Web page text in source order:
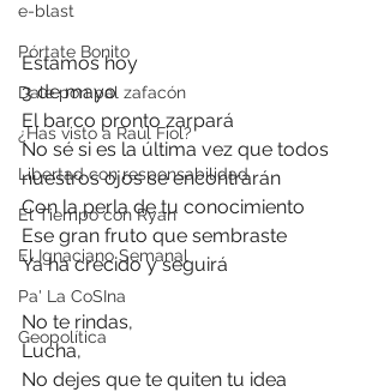
e-blast
Pórtate Bonito
Dale pon pal zafacón
¿Has visto a Raúl Fiol?
Libertad con responsabilidad
El Tiempo con Ryan
El Ignaciano Semanal
Pa' La CoSIna
Geopolítica
Estamos hoy
3 de mayo
El barco pronto zarpará
No sé si es la última vez que todos
nuestros ojos se encontrarán
Con la perla de tu conocimiento
Ese gran fruto que sembraste
Ya ha crecido y seguirá
No te rindas,
Lucha,
No dejes que te quiten tu idea